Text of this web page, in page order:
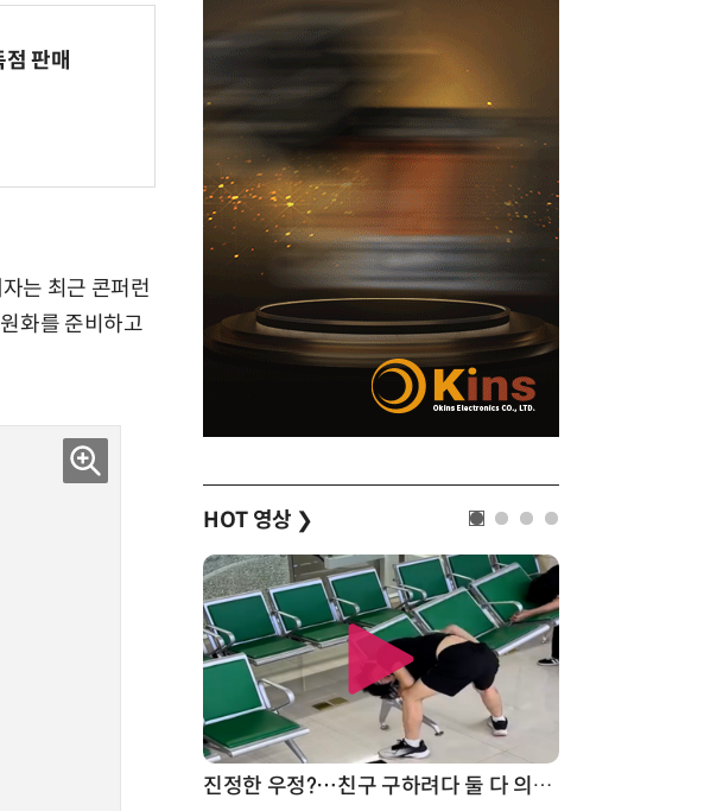
판매
는 최근 콘퍼런
화를 준비하고
HOT 영상 ❯
진정한 우정?…친구 구하려다 둘 다 의자 틈에 목이 낀 순간